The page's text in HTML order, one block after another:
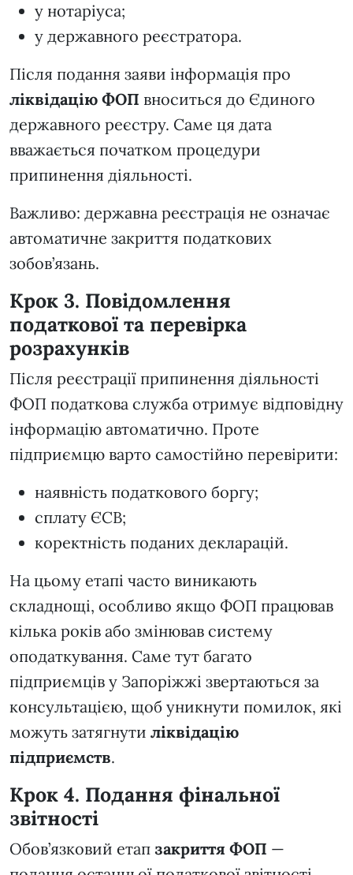
у нотаріуса;
у державного реєстратора.
Після подання заяви інформація про
ліквідацію ФОП вноситься до Єдиного
державного реєстру. Саме ця дата
вважається початком процедури
припинення діяльності.
Важливо: державна реєстрація не означає
автоматичне закриття податкових
зобов’язань.
Крок 3. Повідомлення
податкової та перевірка
розрахунків
Після реєстрації припинення діяльності
ФОП податкова служба отримує відповідну
інформацію автоматично. Проте
підприємцю варто самостійно перевірити:
наявність податкового боргу;
сплату ЄСВ;
коректність поданих декларацій.
На цьому етапі часто виникають
складнощі, особливо якщо ФОП працював
кілька років або змінював систему
оподаткування. Саме тут багато
підприємців у Запоріжжі звертаються за
консультацією, щоб уникнути помилок, які
можуть затягнути ліквідацію
підприємств.
Крок 4. Подання фінальної
звітності
Обов’язковий етап закриття ФОП —